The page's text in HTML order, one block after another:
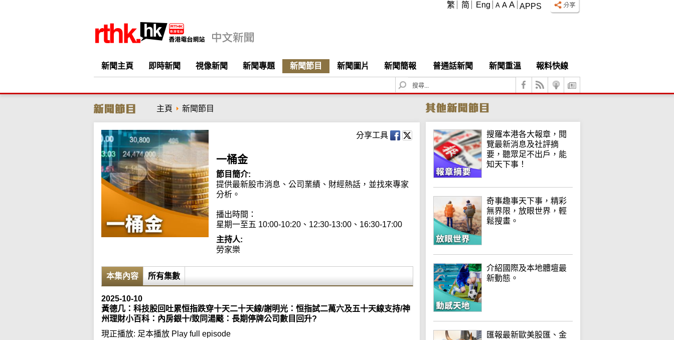
APPS
A A A
繁 简 Eng
新聞主頁 即時新聞 視像新聞 新聞專題 新聞節目 新聞圖片 新聞簡報 普通話新聞 新聞重溫
報料快線
S
e
c
h
主頁 新聞節目
分享工具
一桶金
節目簡介:
提供最新股市消息、公司業績、財經熱話，並找來專家
分析。
播出時間：
星期一至五 10:00-10:20、12:30-13:00、16:30-17:00
主持人:
勞家樂
本集內容 所有集數
2025-10-10
黃德几：科技股回吐累恒指跌穿十天二十天線/謝明光：恒指試二萬六及五十天線支持/神
州理財小百科：內房銀十/致同湯颷：長期停牌公司數目回升?
現正播放: 足本播放 Play full episode
搜羅本港各大報章，閱
覽最新消息及社評摘
要，聽眾足不出戶，能
知天下事！
奇事趣事天下事，精彩
無界限，放眼世界，輕
鬆搜畫。
介紹國際及本地體壇最
新動態。
匯報最新歐美股匯、金